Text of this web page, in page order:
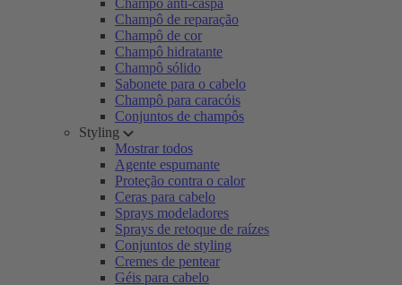
Champô anti-caspa
Champô de reparação
Champô de cor
Champô hidratante
Champô sólido
Sabonete para o cabelo
Champô para caracóis
Conjuntos de champôs
Styling
Mostrar todos
Agente espumante
Proteção contra o calor
Ceras para cabelo
Sprays modeladores
Sprays de retoque de raízes
Conjuntos de styling
Cremes de pentear
Géis para cabelo